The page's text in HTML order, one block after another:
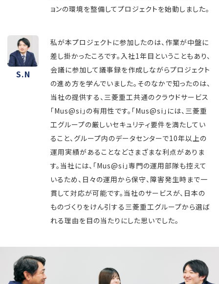
ョンの環境を整備してプロジェクトを始動しました。
S.N
私が本プロジェクトに参加したのは、作業が中盤に
差し掛かったころです。入社1年目ということもあり、
会議に参加して議事録を作成しながらプロジェクト
の進め方を学んでいました。そのなかで知ったのは、
当社の提供する、三菱重工共通のクラウドサービス
「Mus@si」の有用性です。「Mus@si」には、三菱重
工グループの厳しいセキュリティ要件を満たしてい
ること、グループ内のデータセンターで10年以上の
運用実績があることなどさまざまな利点がありま
す。当社には、「Mus@si」専門の運用部隊も控えて
いるため、日々の運用から保守、障害発生時まで一
貫して対応が可能です。当社のサービスが、日本の
ものづくりをけん引する三菱重工グループから選ば
れる理由を目の当たりにした思いでした。